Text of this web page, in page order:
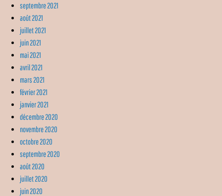
septembre 2021
août 2021
juillet 2021
juin 2021
mai 2021
avril 2021
mars 2021
février 2021
janvier 2021
décembre 2020
novembre 2020
octobre 2020
septembre 2020
août 2020
juillet 2020
juin 2020